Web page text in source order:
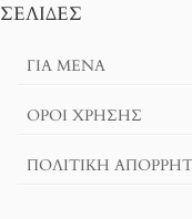
ΣΕΛΊΔΕΣ
ΓΙΑ ΜΕΝΑ
ΌΡΟΙ ΧΡΗΣΗΣ
ΠΟΛΙΤΙΚΉ